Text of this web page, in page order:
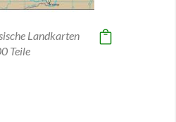
Landkarten
Teile